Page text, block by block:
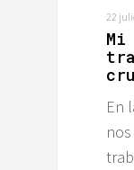
22
Mi
En